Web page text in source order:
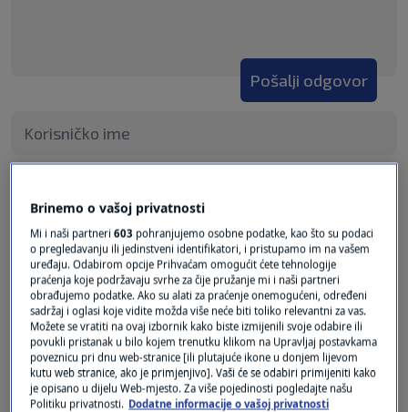
Pošalji odgovor
Oglas
Brinemo o vašoj privatnosti
Mi i naši partneri603 pohranjujemo osobne podatke, kao što su podaci
o pregledavanju ili jedinstveni identifikatori, i pristupamo im na vašem
uređaju. Odabirom opcije Prihvaćam omogućit ćete tehnologije
praćenja koje podržavaju svrhe za čije pružanje mi i naši partneri
obrađujemo podatke. Ako su alati za praćenje onemogućeni, određeni
sadržaj i oglasi koje vidite možda više neće biti toliko relevantni za vas.
Možete se vratiti na ovaj izbornik kako biste izmijenili svoje odabire ili
povukli pristanak u bilo kojem trenutku klikom na Upravljaj postavkama
poveznicu pri dnu web-stranice [ili plutajuće ikone u donjem lijevom
kutu web stranice, ako je primjenjivo]. Vaši će se odabiri primijeniti kako
je opisano u dijelu Web-mjesto. Za više pojedinosti pogledajte našu
Politiku privatnosti. Dodatne informacije o vašoj privatnosti